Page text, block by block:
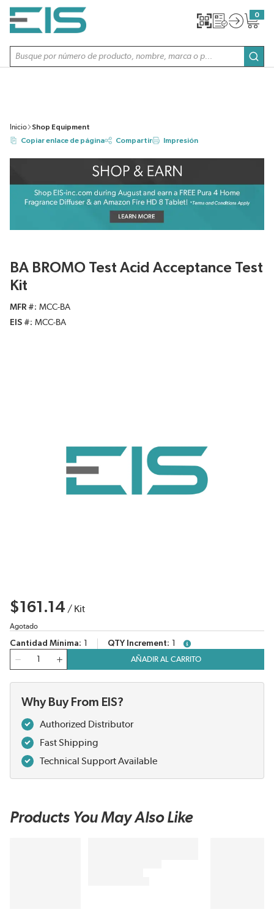
SALTAR AL CONTENIDO PRINCIPAL
Búsqueda de sitio
0
{0}
Inicio
Shop Equipment
Copiar enlace de página
Compartir Impresión
BA BROMO Test Acid Acceptance Test
Kit
MFR #
MCC-BA
EIS #
MCC-BA
$161.14 / Kit
Agotado
Cantidad Mínima QTY Increment
more info
Cantidad
AÑADIR AL CARRITO
Why Buy From EIS?
Authorized Distributor
Fast Shipping
Technical Support Available
Products You May Also Like